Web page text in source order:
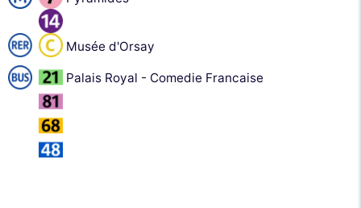
Musée d'Orsay
Palais Royal - Comedie Francaise